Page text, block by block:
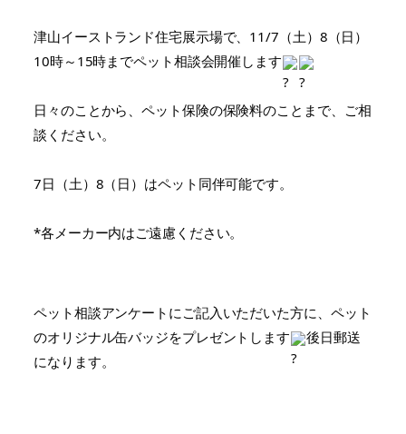
津山イーストランド住宅展示場で、11/7（土）8（日）
10時～15時までペット相談会開催します
日々のことから、ペット保険の保険料のことまで、ご相
談ください。
7日（土）8（日）はペット同伴可能です。
*各メーカー内はご遠慮ください。
ペット相談アンケートにご記入いただいた方に、ペット
のオリジナル缶バッジをプレゼントします
後日郵送
になります。